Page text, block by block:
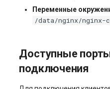
Переменные
/data/nginx/nginx-
Доступные
подключения